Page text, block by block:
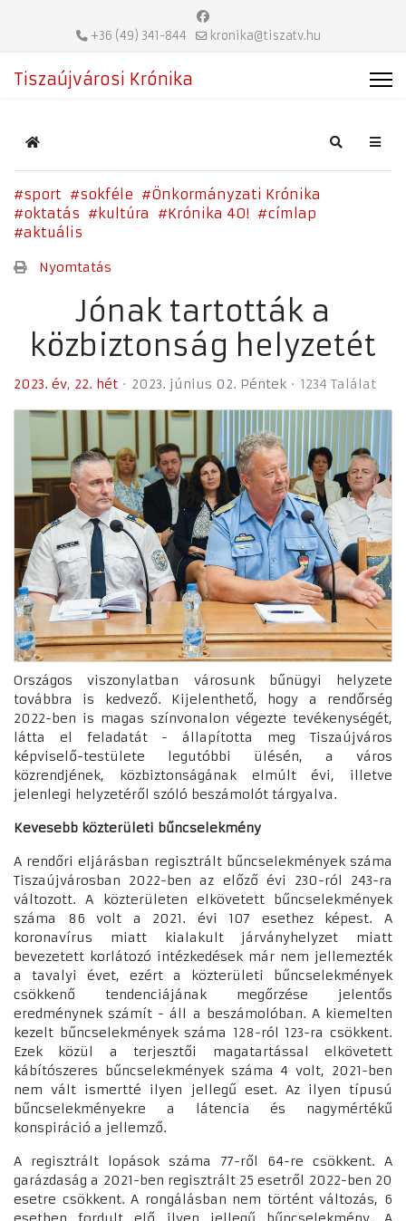
+36 (49) 341-844 kronika@tiszatv.hu
Tiszaújvárosi Krónika
Home Search
sport sokféle
Önkormányzati Krónika
oktatás
kultúra Krónika 40!
címlap
aktuális
Nyomtatás
Jónak tartották a
közbiztonság helyzetét
2023. év 22. hét 2023. június 02. Péntek 1234 Találat
Országos viszonylatban városunk bűnügyi helyzete
továbbra is kedvező. Kijelenthető, hogy a rendőrség
2022-ben is magas színvonalon végezte tevékenységét,
látta el feladatát - állapította meg Tiszaújváros
képviselő-testülete legutóbbi ülésén, a város
közrendjének, közbiztonságának elmúlt évi, illetve
jelenlegi helyzetéről szóló beszámolót tárgyalva.
Kevesebb közterületi bűncselekmény
A rendőri eljárásban regisztrált bűncselekmények száma
Tiszaújvárosban 2022-ben az előző évi 230-ról 243-ra
változott. A közterületen elkövetett bűncselekmények
száma 86 volt a 2021. évi 107 esethez képest. A
koronavírus miatt kialakult járványhelyzet miatt
bevezetett korlátozó intézkedések már nem jellemezték
a tavalyi évet, ezért a közterületi bűncselekmények
csökkenő tendenciájának megőrzése jelentős
eredménynek számít - áll a beszámolóban. A kiemelten
kezelt bűncselekmények száma 128-ról 123-ra csökkent.
Ezek közül a terjesztői magatartással elkövetett
kábítószeres bűncselekmények száma 4 volt, 2021-ben
nem vált ismertté ilyen jellegű eset. Az ilyen típusú
bűncselekményekre a látencia és nagymértékű
konspiráció a jellemző.
A regisztrált lopások száma 77-ről 64-re csökkent. A
garázdaság a 2021-ben regisztrált 25 esetről 2022-ben 20
esetre csökkent. A rongálásban nem történt változás, 6